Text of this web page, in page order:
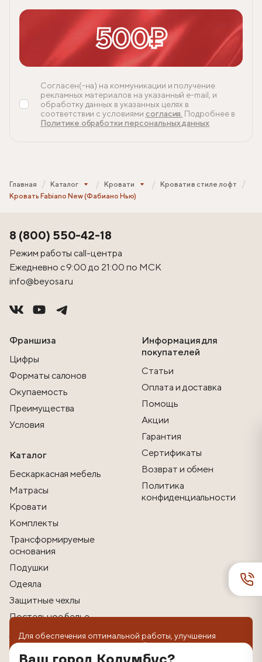
500₽
Согласен(-на) на коммуникации и получение
рекламных материалов на указанный e-mail, и
обработку данных в указанных целях в
соответствии с условиями согласия. Подробнее в
Политике обработки персональных данных
Главная Каталог Кровати
Кровати в стиле лофт
Кровать Fabiano New (Фабиано Нью)
8 (800) 550-42-18
Режим работы call-центра
Ежедневно с 9:00 до 21:00 по МСК
info@beyosa.ru
Франшиза
Цифры
Форматы салонов
Окупаемость
Преимущества
Условия
Каталог
Бескаркасная мебель
Матрасы
Кровати
Комплекты
Трансформируемые
основания
Подушки
Одеяла
Защитные чехлы
Постельное белье
Другие товары
Информация для
покупателей
Статьи
Оплата и доставка
Помощь
Акции
Гарантия
Сертификаты
Возврат и обмен
Политика
конфиденциальности
Для обеспечения оптимальной работы, улучшения
пользовательского опыта на сайте используются
технологии cookie. Продолжая использование веб-